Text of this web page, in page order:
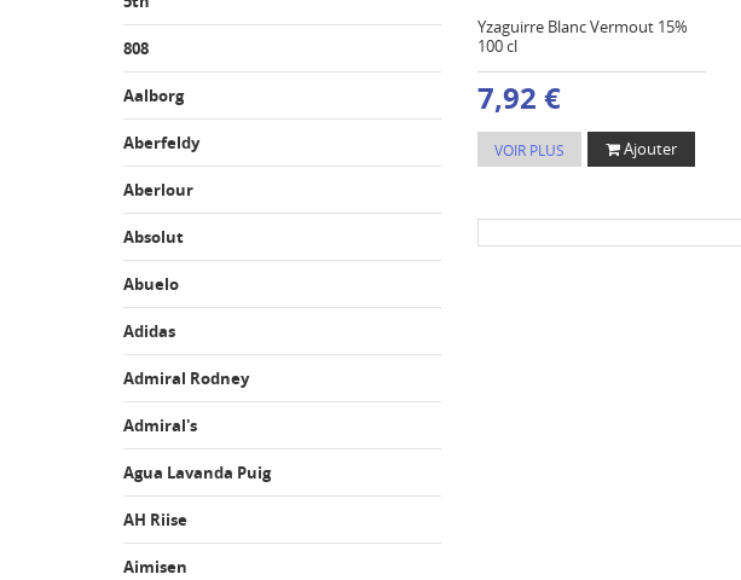
808
Aalborg
Aberfeldy
Aberlour
Absolut
Abuelo
Adidas
Admiral Rodney
Admiral's
Agua Lavanda Puig
AH Riise
Aimisen
Yzaguirre Blanc Vermout 15%
100 cl
7,92 €
VOIR PLUS Ajouter